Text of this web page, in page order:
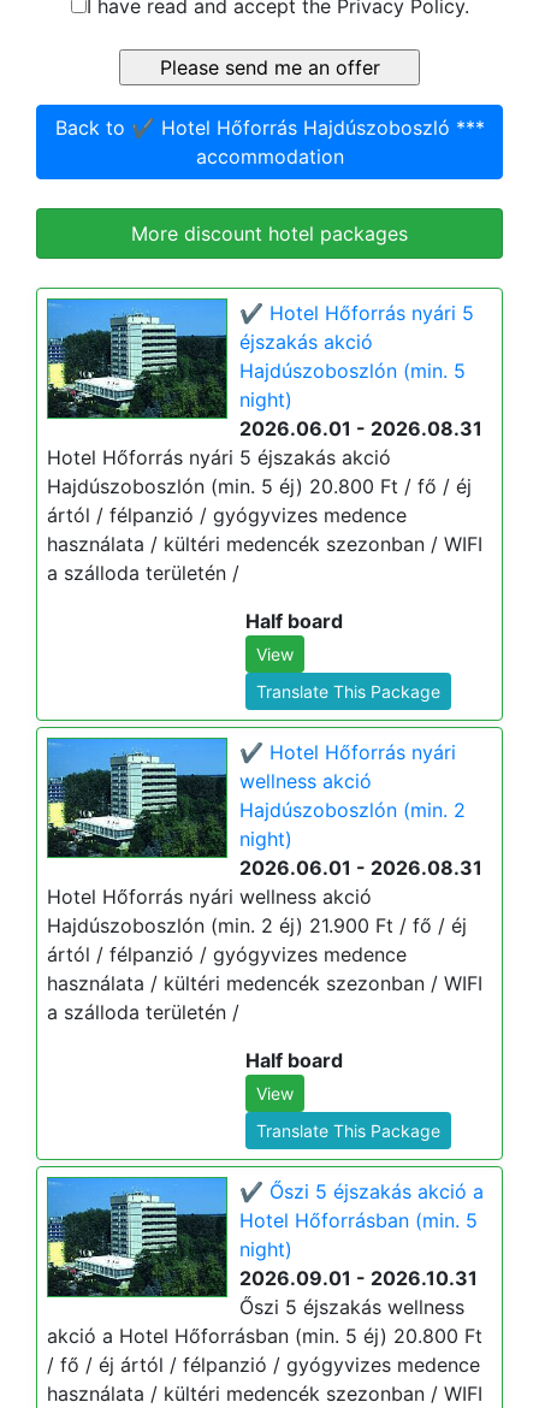
I have read and accept the Privacy Policy.
Back to ✔️ Hotel Hőforrás Hajdúszoboszló ***
accommodation
More discount hotel packages
✔️ Hotel Hőforrás nyári 5
éjszakás akció
Hajdúszoboszlón (min. 5
night)
2026.06.01 - 2026.08.31
Hotel Hőforrás nyári 5 éjszakás akció
Hajdúszoboszlón (min. 5 éj) 20.800 Ft / fő / éj
ártól / félpanzió / gyógyvizes medence
használata / kültéri medencék szezonban / WIFI
a szálloda területén /
Half board
View
Translate This Package
✔️ Hotel Hőforrás nyári
wellness akció
Hajdúszoboszlón (min. 2
night)
2026.06.01 - 2026.08.31
Hotel Hőforrás nyári wellness akció
Hajdúszoboszlón (min. 2 éj) 21.900 Ft / fő / éj
ártól / félpanzió / gyógyvizes medence
használata / kültéri medencék szezonban / WIFI
a szálloda területén /
Half board
View
Translate This Package
✔️ Őszi 5 éjszakás akció a
Hotel Hőforrásban (min. 5
night)
2026.09.01 - 2026.10.31
Őszi 5 éjszakás wellness
akció a Hotel Hőforrásban (min. 5 éj) 20.800 Ft
/ fő / éj ártól / félpanzió / gyógyvizes medence
használata / kültéri medencék szezonban / WIFI